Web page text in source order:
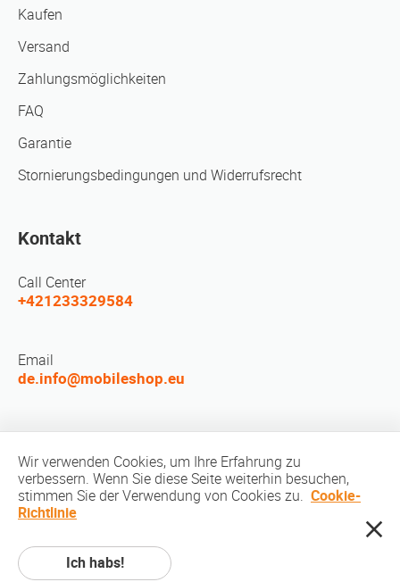
Kaufen
Versand
Zahlungsmöglichkeiten
FAQ
Garantie
Stornierungsbedingungen und Widerrufsrecht
Kontakt
Call Center
+421233329584
Email
de.info@mobileshop.eu
Urheberrechte © © 2010-2026 MobileShop.eu. Alle Rechte vorbehalten. Alle
Wir verwenden Cookies, um Ihre Erfahrung zu
verbessern. Wenn Sie diese Seite weiterhin besuchen,
stimmen Sie der Verwendung von Cookies zu. Cookie-
Richtlinie
Ich habs!